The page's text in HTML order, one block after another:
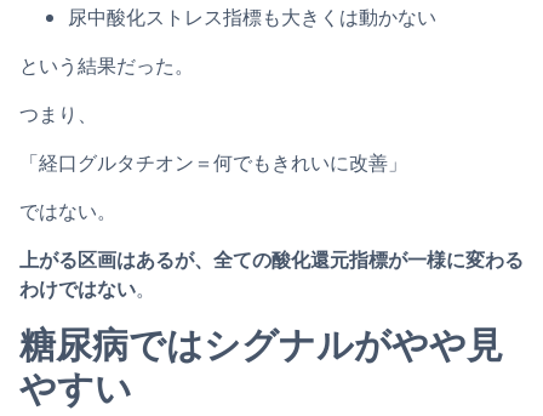
尿中酸化ストレス指標も大きくは動かない
という結果だった。
つまり、
「経口グルタチオン＝何でもきれいに改善」
ではない。
上がる区画はあるが、全ての酸化還元指標が一様に変わる
わけではない。
糖尿病ではシグナルがやや見
やすい